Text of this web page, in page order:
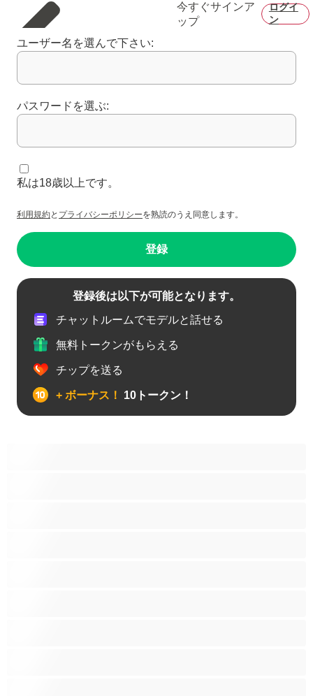
今すぐサインア
ップ
ログイ
ン
ユーザー名を選んで下さい:
パスワードを選ぶ:
私は18歳以上です。
利用規約と プライバシーポリシーを熟読のうえ同意します。
登録
登録後は以下が可能となります。
チャットルームでモデルと話せる
無料トークンがもらえる
チップを送る
+ ボーナス！ 10トークン！